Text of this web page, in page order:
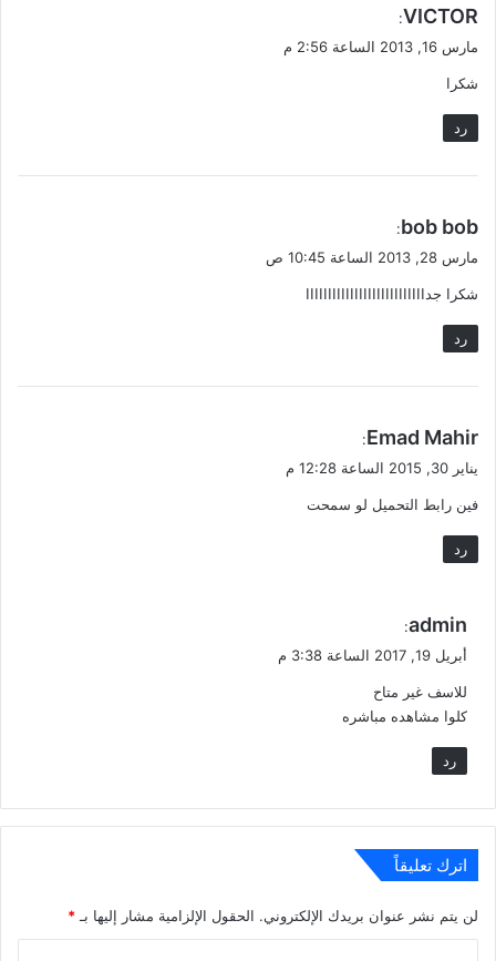
ي
ل
VICTOR
:
مارس 16, 2013 الساعة 2:56 م
شكرا
رد
ي
ل
bob bob
:
مارس 28, 2013 الساعة 10:45 ص
شكرا جدااااااااااااااااااااااااااا
رد
ي
ل
Emad Mahir
:
يناير 30, 2015 الساعة 12:28 م
فين رابط التحميل لو سمحت
رد
ي
ق
ل
admin
:
أبريل 19, 2017 الساعة 3:38 م
للاسف غير متاح
كلوا مشاهده مباشره
رد
اترك تعليقاً
لن يتم نشر عنوان بريدك الإلكتروني. الحقول الإلزامية مشار إليها بـ *